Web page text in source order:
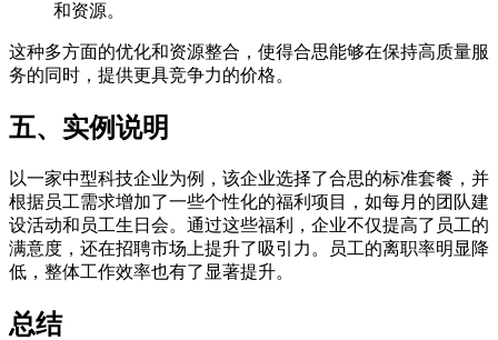
和资源。
这种多方面的优化和资源整合，使得合思能够在保持高质量服
务的同时，提供更具竞争力的价格。
五、实例说明
以一家中型科技企业为例，该企业选择了合思的标准套餐，并
根据员工需求增加了一些个性化的福利项目，如每月的团队建
设活动和员工生日会。通过这些福利，企业不仅提高了员工的
满意度，还在招聘市场上提升了吸引力。员工的离职率明显降
低，整体工作效率也有了显著提升。
总结